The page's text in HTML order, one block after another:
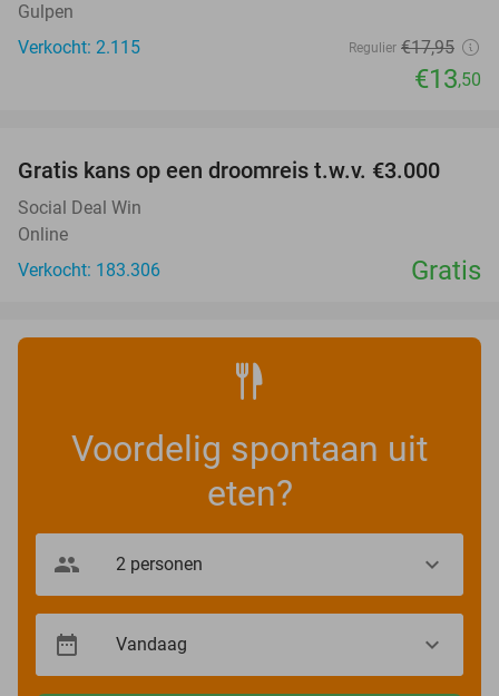
Gulpen
Verkocht: 2.115
Regulier €17,95
€13,50
Gratis kans op een droomreis t.w.v. €3.000
Social Deal Win
Online
Verkocht: 183.306
Gratis
Voordelig spontaan uit
eten?